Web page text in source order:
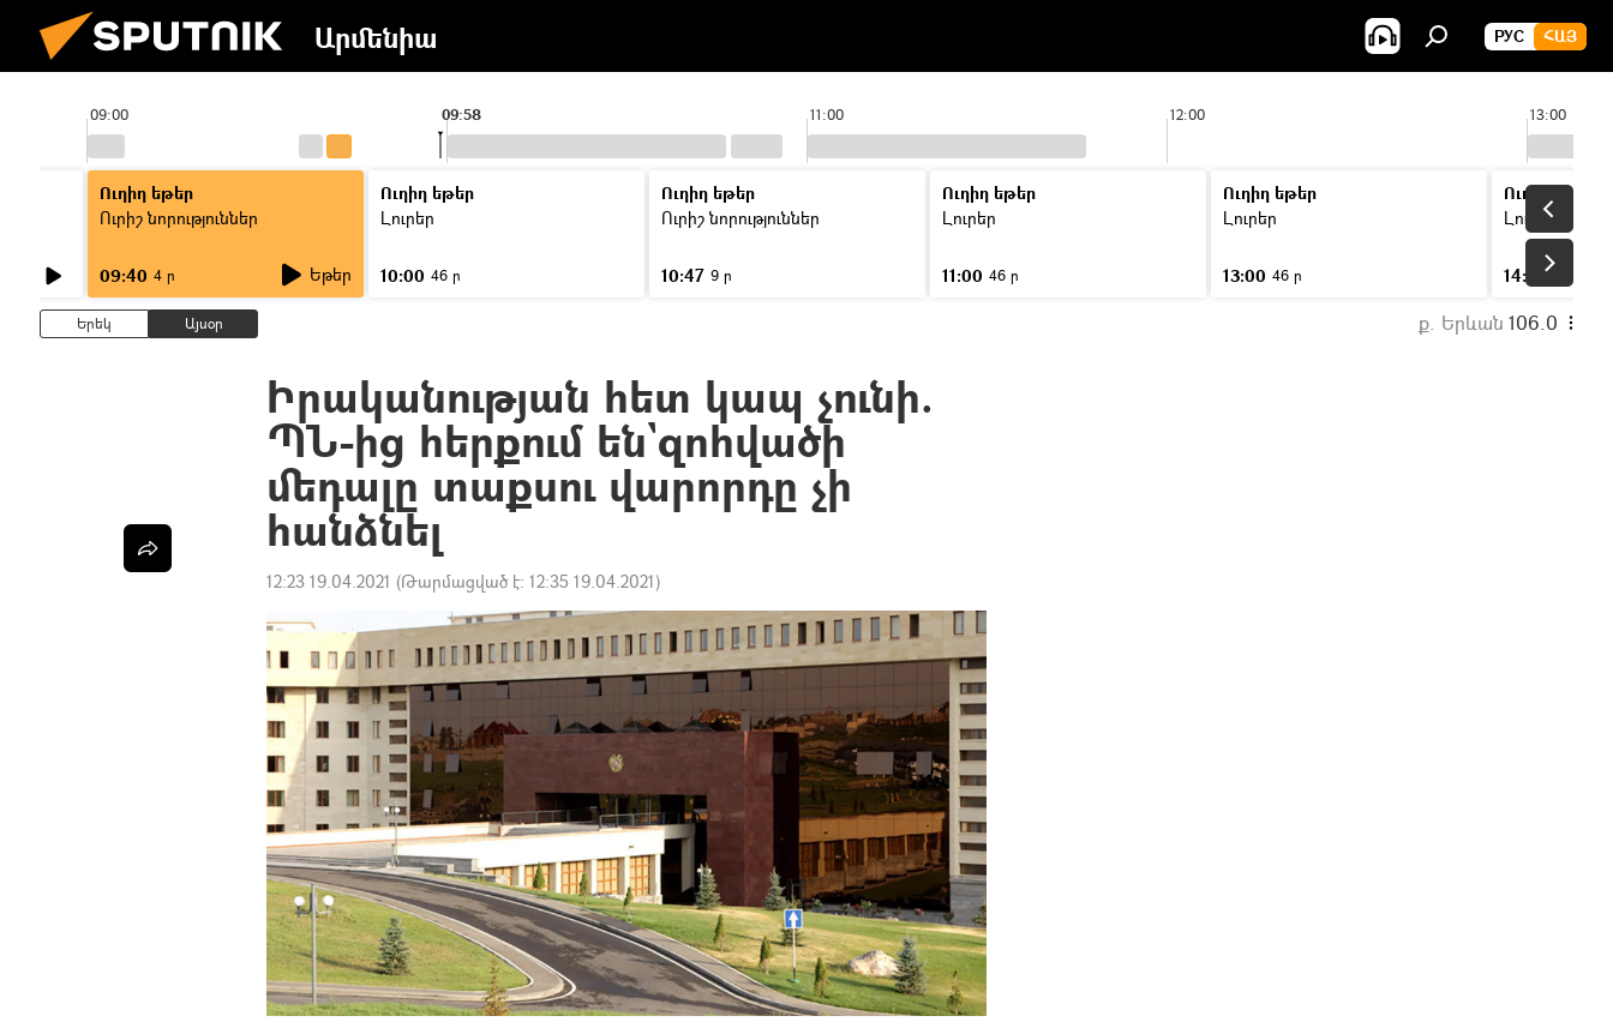
Արմենիա РУС ՀԱՅ
09:00 11:00 12:00 13:00
09:58
Ուղիղ եթեր
Ուրիշ նորություններ
09:40 4 ր Եթեր
Ուղիղ եթեր
Լուրեր
10:00 46 ր
Ուղիղ եթեր
Ուրիշ նորություններ
10:47 9 ր
Ուղիղ եթեր
Լուրեր
11:00 46 ր
Ուղիղ եթեր
Լուրեր
13:00 46 ր
Ուղիղ եթեր
Լուրեր
14:00
Երեկ Այսօր ք. Երևան 106.0
Իրականության հետ կապ չունի.
ՊՆ-ից հերքում են`զոհվածի
մեդալը տաքսու վարորդը չի
հանձնել
12:23 19.04.2021 (Թարմացված է: 12:35 19.04.2021)